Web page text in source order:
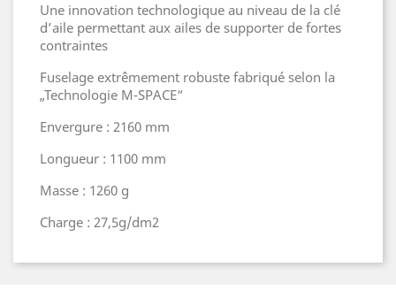
Une innovation technologique au niveau de la clé
d’aile permettant aux ailes de supporter de fortes
contraintes
Fuselage extrêmement robuste fabriqué selon la
„Technologie M-SPACE“
Envergure : 2160 mm
Longueur : 1100 mm
Masse : 1260 g
Charge : 27,5g/dm2